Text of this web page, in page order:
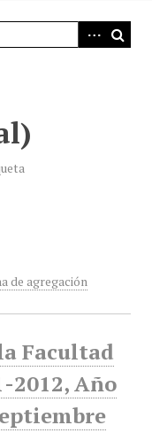
de agregación
Facultad
2012, Año